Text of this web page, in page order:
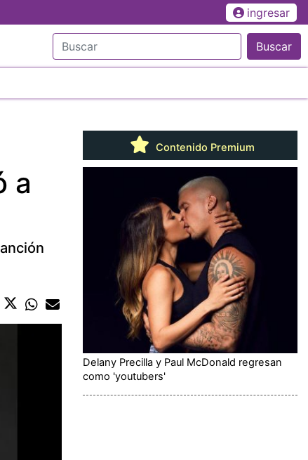
ingresar
Buscar
a
Contenido Premium
Delany Precilla y Paul McDonald regresan
como 'youtubers'